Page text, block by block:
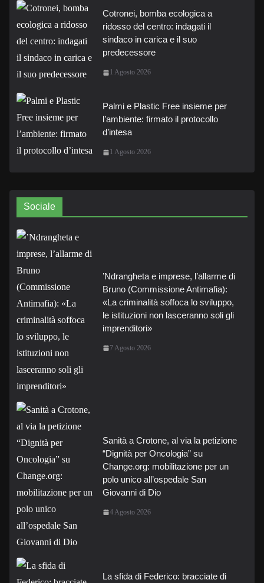
Cotronei, bomba ecologica a
ridosso del centro: indagati il
sindaco in carica e il suo
predecessore
1 Agosto 2026
Palmi e Plastic Free insieme per
l’ambiente: firmato il protocollo
d’intesa
1 Agosto 2026
Sociale
’Ndrangheta e imprese, l’allarme di
Bruno (Commissione Antimafia):
«La criminalità soffoca lo sviluppo,
le istituzioni non lasceranno soli gli
imprenditori»
7 Agosto 2026
Sanità a Crotone, al via la petizione
“Dignità per Oncologia” su
Change.org: mobilitazione per un
polo unico all’ospedale San
Giovanni di Dio
4 Agosto 2026
La sfida di Federico: bracciate di